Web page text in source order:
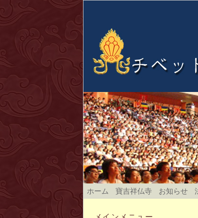
ホーム 寶吉祥仏寺 お知らせ